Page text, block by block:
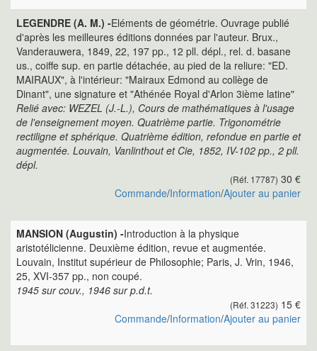
LEGENDRE (A. M.) -Eléments de géométrie. Ouvrage publié
d'après les meilleures éditions données par l'auteur. Brux.,
Vanderauwera, 1849, 22, 197 pp., 12 pll. dépl., rel. d. basane
us., coiffe sup. en partie détachée, au pied de la reliure: "ED.
MAIRAUX", à l'intérieur: "Mairaux Edmond au collège de
Dinant", une signature et "Athénée Royal d'Arlon 3ième latine"
Relié avec: WEZEL (J.-L.), Cours de mathématiques à l'usage
de l'enseignement moyen. Quatrième partie. Trigonométrie
rectiligne et sphérique. Quatrième édition, refondue en partie et
augmentée. Louvain, Vanlinthout et Cie, 1852, IV-102 pp., 2 pll.
dépl.
(Réf. 17787) 30 €
Commande/Information/Ajouter au panier
MANSION (Augustin) -Introduction à la physique
aristotélicienne. Deuxième édition, revue et augmentée.
Louvain, Institut supérieur de Philosophie; Paris, J. Vrin, 1946,
25, XVI-357 pp., non coupé.
1945 sur couv., 1946 sur p.d.t.
(Réf. 31223) 15 €
Commande/Information/Ajouter au panier